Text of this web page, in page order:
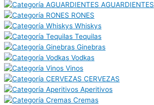
AGUARDIENTES
RONES
Whiskys
Tequilas
Ginebras
Vodkas
Vinos
CERVEZAS
Aperitivos
Cremas